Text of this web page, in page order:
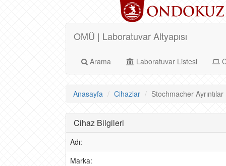
OMÜ | Laboratuvar Altyapısı
Arama Laboratuvar Listesi
Anasayfa Cihazlar Stochmacher Ayrıntılar
Cihaz Bilgileri
Adı:
Marka: